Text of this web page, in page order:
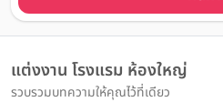
แต่งงาน โรงแรม ห้องใหญ่
รวบรวมบทความให้คุณไว้ที่เดียว